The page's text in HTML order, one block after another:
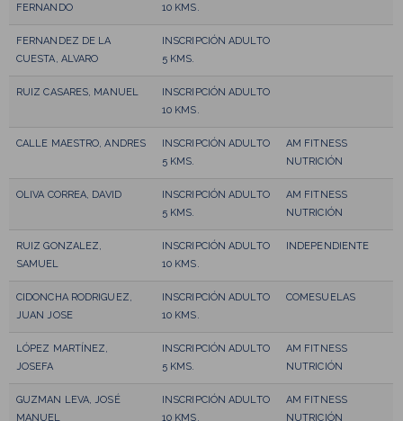
FERNANDO
10 KMS.
FERNANDEZ DE LA
CUESTA, ALVARO
INSCRIPCIÓN ADULTO
5 KMS.
RUIZ CASARES, MANUEL
INSCRIPCIÓN ADULTO
10 KMS.
CALLE MAESTRO, ANDRES
INSCRIPCIÓN ADULTO
5 KMS.
AM FITNESS
NUTRICIÓN
OLIVA CORREA, DAVID
INSCRIPCIÓN ADULTO
5 KMS.
AM FITNESS
NUTRICIÓN
RUIZ GONZALEZ,
SAMUEL
INSCRIPCIÓN ADULTO
10 KMS.
INDEPENDIENTE
CIDONCHA RODRIGUEZ,
JUAN JOSE
INSCRIPCIÓN ADULTO
10 KMS.
COMESUELAS
LÓPEZ MARTÍNEZ,
JOSEFA
INSCRIPCIÓN ADULTO
5 KMS.
AM FITNESS
NUTRICIÓN
GUZMAN LEVA, JOSÉ
MANUEL
INSCRIPCIÓN ADULTO
10 KMS.
AM FITNESS
NUTRICIÓN